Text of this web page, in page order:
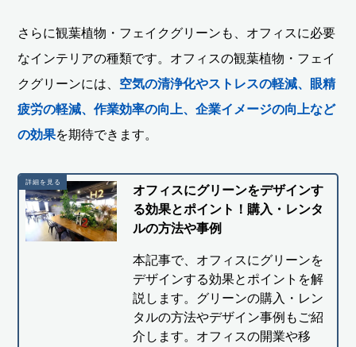
さらに観葉植物・フェイクグリーンも、オフィスに必要
なインテリアの種類です。オフィスの観葉植物・フェイ
クグリーンには、 空気の清浄化やストレスの軽減、眼精
疲労の軽減、作業効率の向上、企業イメージの向上など
の効果を期待できます。
オフィスにグリーンをデザインす
る効果とポイント！購入・レンタ
ルの方法や事例
本記事で、オフィスにグリーンを
デザインする効果とポイントを解
説します。グリーンの購入・レン
タルの方法やデザイン事例もご紹
介します。オフィスの開業や移